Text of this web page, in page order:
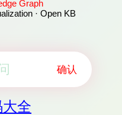
Graph
· Open KB
确认
全